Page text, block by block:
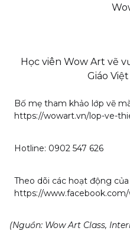
Học viên Wow Art vẽ
Giáo
Bố mẹ tham khảo lớp vẽ
https://wowart.vn/lop-ve-
Hotline: 0902 547 626
Theo dõi các hoạt động
https://
(Nguồn: Wow Art Class,